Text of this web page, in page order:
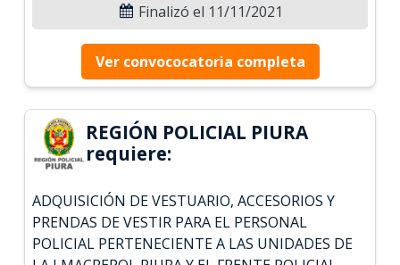
Finalizó el 11/11/2021
Ver convococatoria completa
REGIÓN POLICIAL PIURA
requiere:
ADQUISICIÓN DE VESTUARIO, ACCESORIOS Y
PRENDAS DE VESTIR PARA EL PERSONAL
POLICIAL PERTENECIENTE A LAS UNIDADES DE